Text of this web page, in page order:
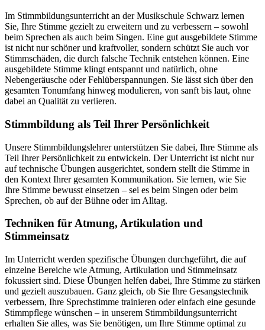
Im Stimmbildungsunterricht an der Musikschule Schwarz lernen
Sie, Ihre Stimme gezielt zu erweitern und zu verbessern – sowohl
beim Sprechen als auch beim Singen. Eine gut ausgebildete Stimme
ist nicht nur schöner und kraftvoller, sondern schützt Sie auch vor
Stimmschäden, die durch falsche Technik entstehen können. Eine
ausgebildete Stimme klingt entspannt und natürlich, ohne
Nebengeräusche oder Fehlüberspannungen. Sie lässt sich über den
gesamten Tonumfang hinweg modulieren, von sanft bis laut, ohne
dabei an Qualität zu verlieren.
Stimmbildung als Teil Ihrer Persönlichkeit
Unsere Stimmbildungslehrer unterstützen Sie dabei, Ihre Stimme als
Teil Ihrer Persönlichkeit zu entwickeln. Der Unterricht ist nicht nur
auf technische Übungen ausgerichtet, sondern stellt die Stimme in
den Kontext Ihrer gesamten Kommunikation. Sie lernen, wie Sie
Ihre Stimme bewusst einsetzen – sei es beim Singen oder beim
Sprechen, ob auf der Bühne oder im Alltag.
Techniken für Atmung, Artikulation und
Stimmeinsatz
Im Unterricht werden spezifische Übungen durchgeführt, die auf
einzelne Bereiche wie Atmung, Artikulation und Stimmeinsatz
fokussiert sind. Diese Übungen helfen dabei, Ihre Stimme zu stärken
und gezielt auszubauen. Ganz gleich, ob Sie Ihre Gesangstechnik
verbessern, Ihre Sprechstimme trainieren oder einfach eine gesunde
Stimmpflege wünschen – in unserem Stimmbildungsunterricht
erhalten Sie alles, was Sie benötigen, um Ihre Stimme optimal zu